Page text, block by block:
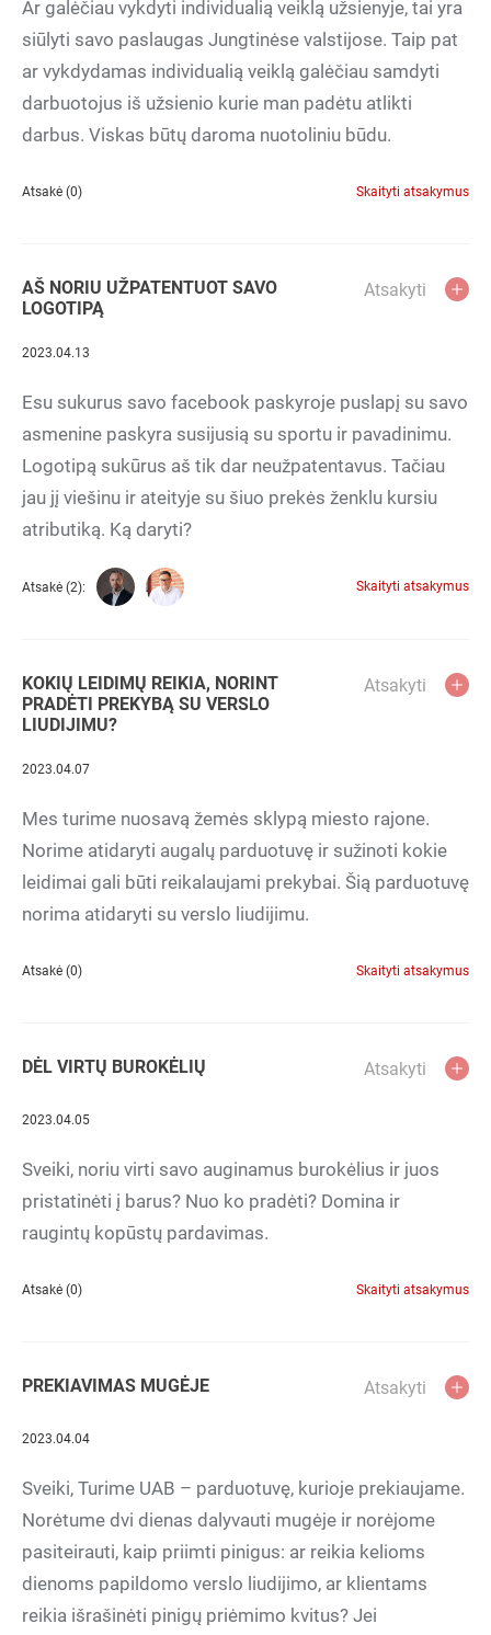
Ar galėčiau vykdyti individualią veiklą užsienyje, tai yra
siūlyti savo paslaugas Jungtinėse valstijose. Taip pat
ar vykdydamas individualią veiklą galėčiau samdyti
darbuotojus iš užsienio kurie man padėtu atlikti
darbus. Viskas būtų daroma nuotoliniu būdu.
Atsakė (0) Skaityti atsakymus
AŠ NORIU UŽPATENTUOT SAVO
LOGOTIPĄ
Atsakyti
2023.04.13
Esu sukurus savo facebook paskyroje puslapį su savo
asmenine paskyra susijusią su sportu ir pavadinimu.
Logotipą sukūrus aš tik dar neužpatentavus. Tačiau
jau jį viešinu ir ateityje su šiuo prekės ženklu kursiu
atributiką. Ką daryti?
Atsakė (2): Skaityti atsakymus
KOKIŲ LEIDIMŲ REIKIA, NORINT
PRADĖTI PREKYBĄ SU VERSLO
LIUDIJIMU?
Atsakyti
2023.04.07
Mes turime nuosavą žemės sklypą miesto rajone.
Norime atidaryti augalų parduotuvę ir sužinoti kokie
leidimai gali būti reikalaujami prekybai. Šią parduotuvę
norima atidaryti su verslo liudijimu.
Atsakė (0) Skaityti atsakymus
DĖL VIRTŲ BUROKĖLIŲ Atsakyti
2023.04.05
Sveiki, noriu virti savo auginamus burokėlius ir juos
pristatinėti į barus? Nuo ko pradėti? Domina ir
raugintų kopūstų pardavimas.
Atsakė (0) Skaityti atsakymus
PREKIAVIMAS MUGĖJE Atsakyti
2023.04.04
Sveiki, Turime UAB – parduotuvę, kurioje prekiaujame.
Norėtume dvi dienas dalyvauti mugėje ir norėjome
pasiteirauti, kaip priimti pinigus: ar reikia kelioms
dienoms papildomo verslo liudijimo, ar klientams
reikia išrašinėti pinigų priėmimo kvitus? Jei